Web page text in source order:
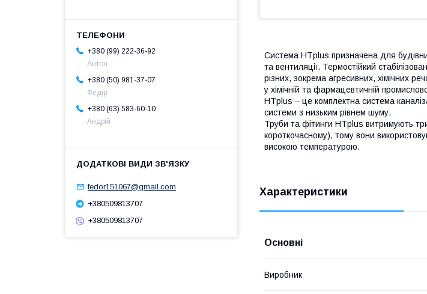
Система HTplus призначена для
та вентиляції. Термостійкий
різних, зокрема агресивних, хімічних
у хімічній та фармацевтичній
HTplus – це комплектна система
системи з низьким рівнем шуму.
Труби та фітинги HTplus витримують
короткочасному), тому вони
високою температурою.
Характеристики
Основні
Виробник
+380 (99) 222-36-92
Антон
+380 (50) 981-37-07
Федір
+380 (63) 583-60-10
Андрій
fedor151067@gmail.com
+380509813707
+380509813707